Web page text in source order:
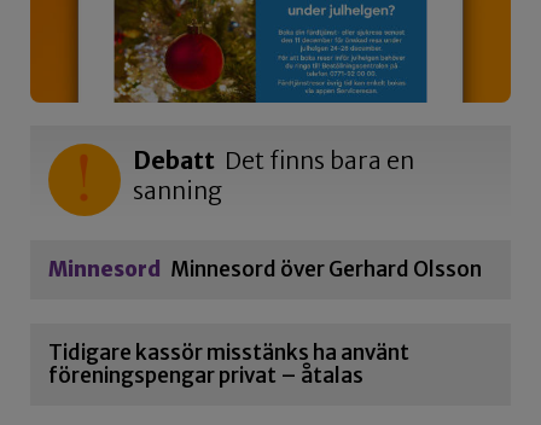
Debatt Det finns bara en
sanning
Minnesord Minnesord över Gerhard Olsson
Tidigare kassör misstänks ha använt
föreningspengar privat – åtalas